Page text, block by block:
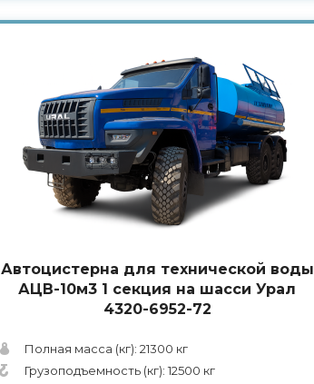
Автоцистерна для технической воды
АЦВ-10м3 1 секция на шасси Урал
4320-6952-72
Полная масса (кг): 21300 кг
Грузоподъемность (кг): 12500 кг